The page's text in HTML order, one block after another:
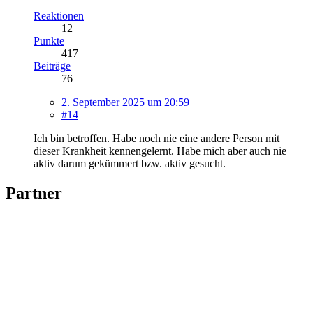
Reaktionen
12
Punkte
417
Beiträge
76
2. September 2025 um 20:59
#14
Ich bin betroffen. Habe noch nie eine andere Person mit
dieser Krankheit kennengelernt. Habe mich aber auch nie
aktiv darum gekümmert bzw. aktiv gesucht.
Partner